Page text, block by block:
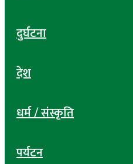
दुर्घटना
देश
धर्म / संस्कृति
पर्यटन